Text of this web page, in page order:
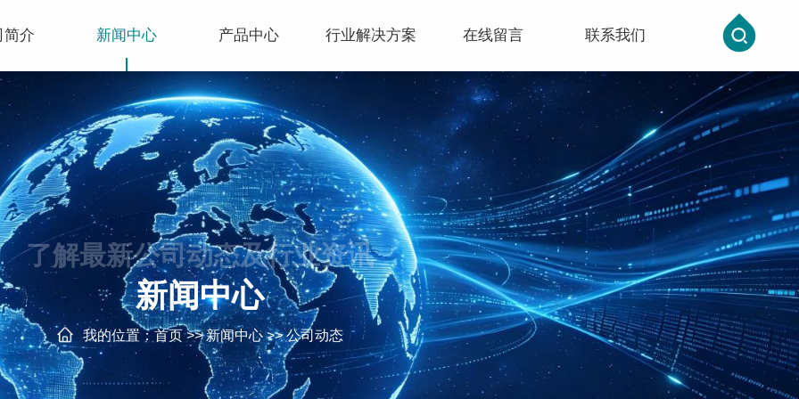
简介 新闻中心 产品中心 行业解决方案 在线留言 联系我们
了解最新公司动态及行业资讯
新闻中心
我的位置：首页>>新闻中心>>公司动态